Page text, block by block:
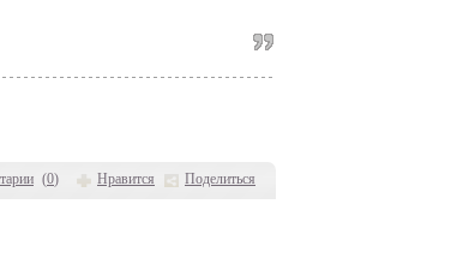
(0) Нравится Поделиться